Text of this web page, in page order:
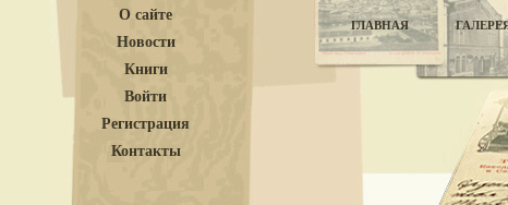
О сайте
Новости
Книги
Войти
Регистрация
Контакты
ГЛАВНАЯ